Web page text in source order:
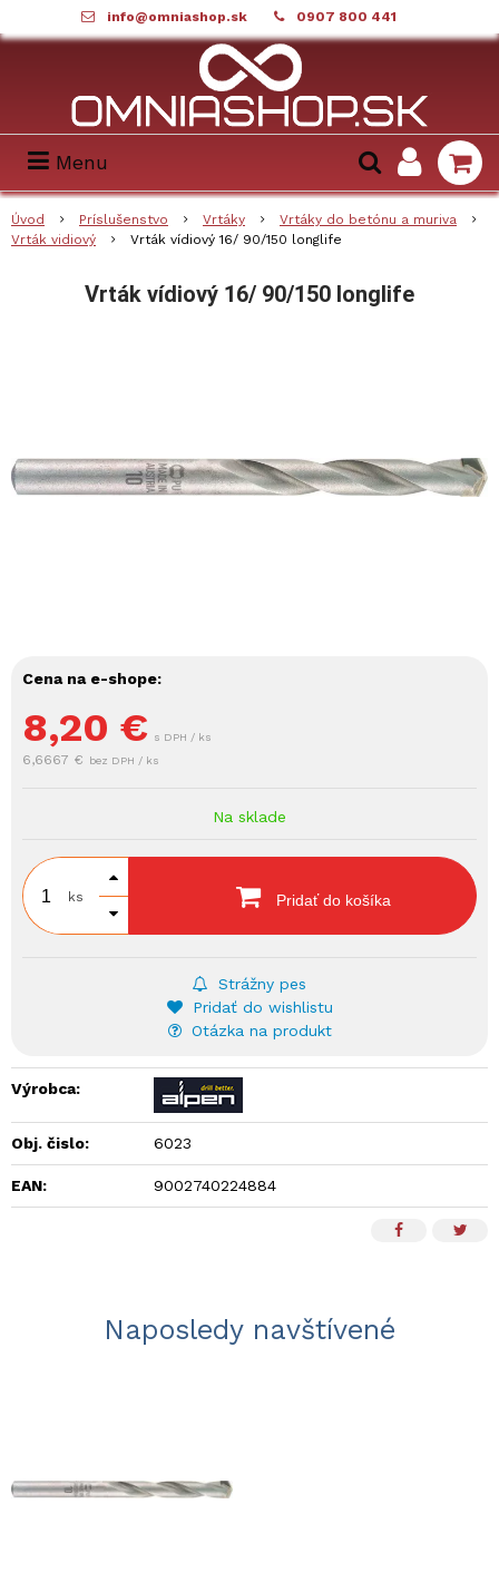
info@omniashop.sk 0907 800 441
Menu
Úvod Príslušenstvo Vrtáky
Vrtáky do betónu a muriva
Vrták vidiový
Vrták vídiový 16/ 90/150 longlife
Vrták vídiový 16/ 90/150 longlife
Cena na e-shope:
8,20 € s DPH / ks
6,6667 € bez DPH / ks
Na sklade
ks Pridať do košíka
Strážny pes
Pridať do wishlistu
Otázka na produkt
Výrobca:
Obj. čislo: 6023
EAN: 9002740224884
Naposledy navštívené